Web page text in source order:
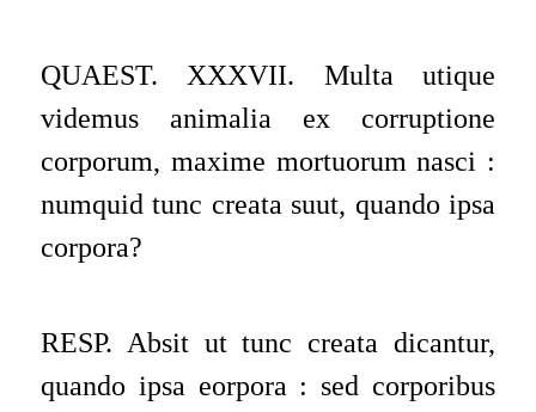
QUAEST. XXXVII. Multa utique
videmus animalia ex corruptione
corporum, maxime mortuorum nasci :
numquid tunc creata suut, quando ipsa
corpora?
RESP. Absit ut tunc creata dicantur,
quando ipsa eorpora : sed corporibus